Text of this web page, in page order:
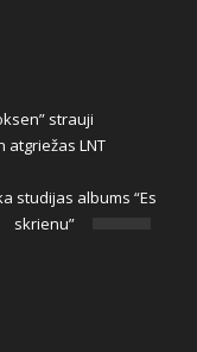
strauji
atgriežas LNT
studijas albums “Es
skrienu”